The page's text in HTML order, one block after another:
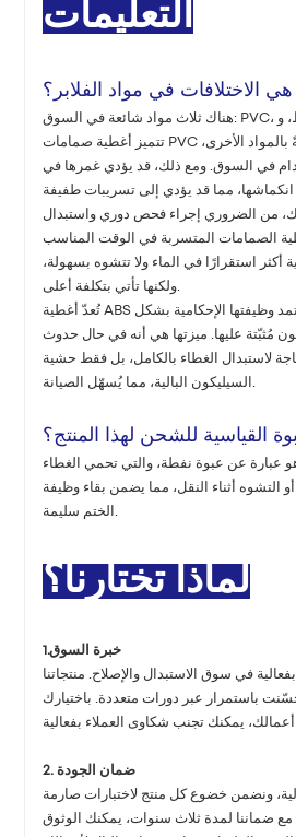
التعليمات
هي الاختلافات في مواد الفلابر؟
تتميز أغطية صمامات PVC بميزة سعرية كبيرة مقارنةً بالمواد الأخرى،
في السوق. ومع ذلك، قد يؤدي غمرها في
انكماشها، مما قد يؤدي إلى تسريبات طفيفة
من الضروري إجراء فحص دوري واستبدال
أكثر استقرارًا في الماء ولا تتشوه بسهولة،
تُعدّ أغطية ABS الخيار الأكثر متانة، حيث تعتمد وظيفتها الإحكامية بشكل
مُثبّتة عليها. ميزتها هي أنه في حال حدوث
لاستبدال الغطاء بالكامل، بل فقط حشية
القياسية للشحن لهذا المنتج؟
هو عبارة عن عبوة نفطة، والتي تحمي الغطاء
أثناء النقل، مما يضمن بقاء وظيفة
لماذا تختارنا؟
1.خبرة السوق
نشارك بفعالية في سوق الاستبدال والإصلاح. منتجاتنا
باستمرار عبر دورات متعددة. باختيارك
2. ضمان الجودة
ونضمن خضوع كل منتج لاختبارات صارمة
مع ضماننا لمدة ثلاث سنوات، يمكنك الوثوق